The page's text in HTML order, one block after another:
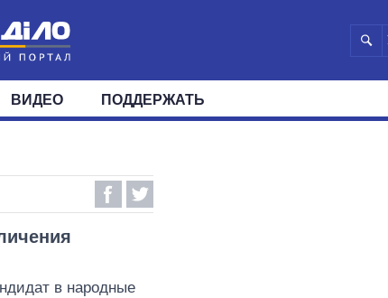
МИР
ОКРУГА
ВИДЕО ПОДДЕРЖАТЬ
в народные